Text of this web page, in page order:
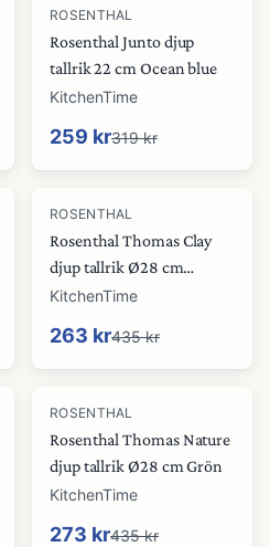
-19%
ROSENTHAL
Rosenthal Junto djup
tallrik 22 cm Ocean blue
KitchenTime
259 kr319 kr
-40%
ROSENTHAL
Rosenthal Thomas Clay
djup tallrik Ø28 cm
Orange
KitchenTime
263 kr435 kr
-37%
ROSENTHAL
Rosenthal Thomas Nature
djup tallrik Ø28 cm Grön
KitchenTime
273 kr435 kr